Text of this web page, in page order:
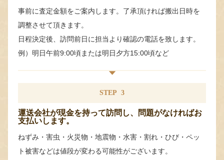
事前に査定金額をご案内します。了承頂ければ搬出日時を
調整させて頂きます。
日程決定後、訪問前日に担当より確認の電話を致します。
例）明日午前9:00頃または明日夕方15:00頃など
STEP 3
運送会社が現金を持って訪問し、問題がなければお
支払いします。
ねずみ・害虫・火災物・地震物・水害・割れ・ひび・ペッ
ト被害などは値段が変わる可能性がございます。